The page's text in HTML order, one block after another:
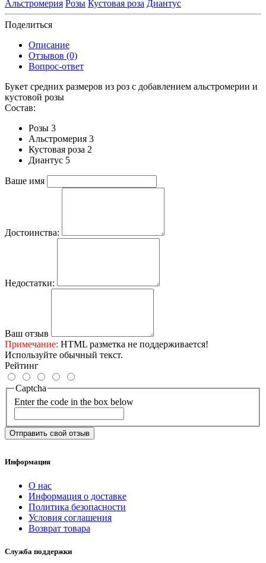
Альстромерия Розы Кустовая роза Диантус
Поделиться
Описание
Отзывов (0)
Вопрос-ответ
Букет средних размеров из роз c добавлением альстромерии и
кустовой розы
Состав:
Розы 3
Альстромерия 3
Кустовая роза 2
Диантус 5
Ваше имя
Достоинства:
Недостатки:
Ваш отзыв
Примечание: HTML разметка не поддерживается!
Используйте обычный текст.
Рейтинг
Captcha
Enter the code in the box below
Отправить свой отзыв
Информация
О нас
Информация о доставке
Политика безопасности
Условия соглашения
Возврат товара
Служба поддержки